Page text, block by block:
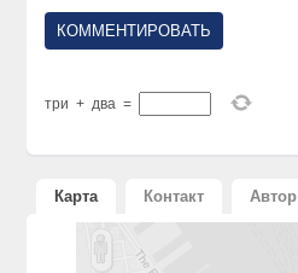
три + два =
Карта Контакт Автор